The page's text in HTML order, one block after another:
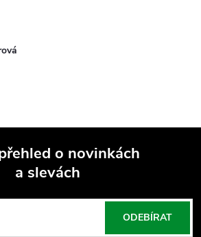
o novinkách
a slevách
ODEBÍRAT